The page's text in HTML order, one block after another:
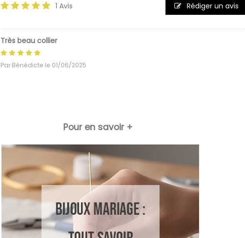
1 Avis Rédiger un avis
Très beau collier
Par Bénédicte le 01/06/2025
Pour en savoir +